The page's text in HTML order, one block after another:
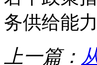
务供给能
上一篇：